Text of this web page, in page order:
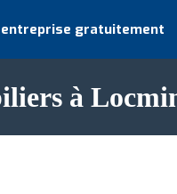
gratuitement
à